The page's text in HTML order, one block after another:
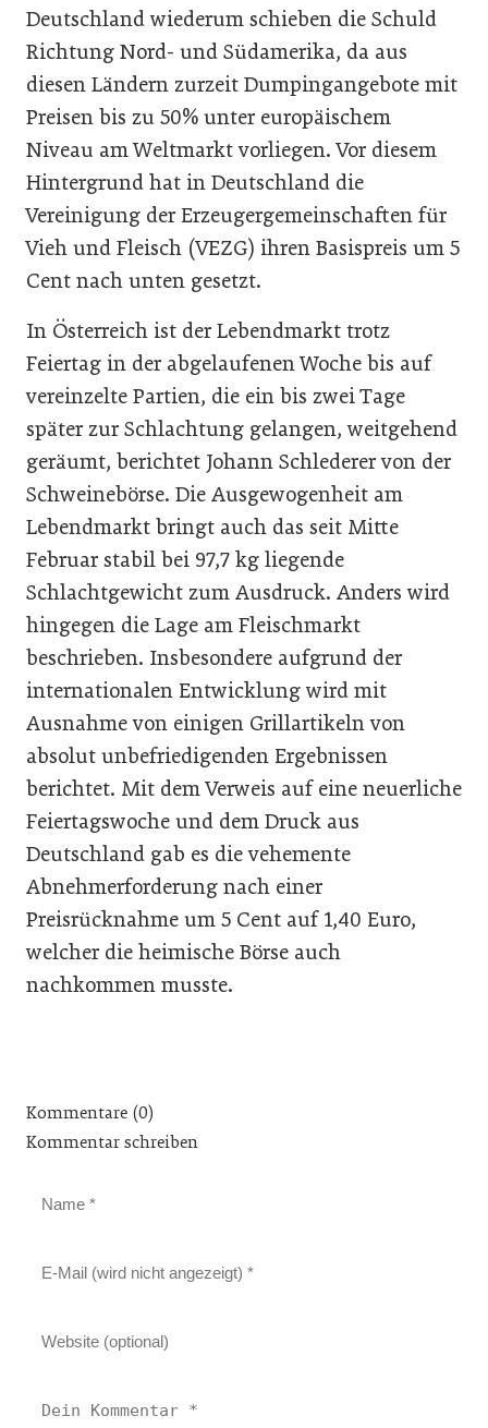
Deutschland wiederum schieben die Schuld
Richtung Nord- und Südamerika, da aus
diesen Ländern zurzeit Dumpingangebote mit
Preisen bis zu 50% unter europäischem
Niveau am Weltmarkt vorliegen. Vor diesem
Hintergrund hat in Deutschland die
Vereinigung der Erzeugergemeinschaften für
Vieh und Fleisch (VEZG) ihren Basispreis um 5
Cent nach unten gesetzt.
In Österreich ist der Lebendmarkt trotz
Feiertag in der abgelaufenen Woche bis auf
vereinzelte Partien, die ein bis zwei Tage
später zur Schlachtung gelangen, weitgehend
geräumt, berichtet Johann Schlederer von der
Schweinebörse. Die Ausgewogenheit am
Lebendmarkt bringt auch das seit Mitte
Februar stabil bei 97,7 kg liegende
Schlachtgewicht zum Ausdruck. Anders wird
hingegen die Lage am Fleischmarkt
beschrieben. Insbesondere aufgrund der
internationalen Entwicklung wird mit
Ausnahme von einigen Grillartikeln von
absolut unbefriedigenden Ergebnissen
berichtet. Mit dem Verweis auf eine neuerliche
Feiertagswoche und dem Druck aus
Deutschland gab es die vehemente
Abnehmerforderung nach einer
Preisrücknahme um 5 Cent auf 1,40 Euro,
welcher die heimische Börse auch
nachkommen musste.
Kommentare (0)
Kommentar schreiben